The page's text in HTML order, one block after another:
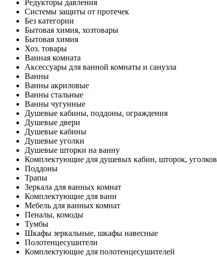
Редукторы давления
Системы защиты от протечек
Без категории
Бытовая химия, хозтовары
Бытовая химия
Хоз. товары
Ванная комната
Аксессуары для ванной комнаты и санузла
Ванны
Ванны акриловые
Ванны стальные
Ванны чугунные
Душевые кабины, поддоны, ограждения
Душевые двери
Душевые кабины
Душевые уголки
Душевые шторки на ванну
Комплектующие для душевых кабин, шторок, уголков
Поддоны
Трапы
Зеркала для ванных комнат
Комплектующие для ванн
Мебель для ванных комнат
Пеналы, комоды
Тумбы
Шкафы зеркальные, шкафы навесные
Полотенцесушители
Комплектующие для полотенцесушителей